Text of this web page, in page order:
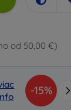
od 50,00 €)
-15%